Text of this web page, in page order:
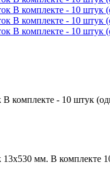
комплекте - 10 штук
мм. В комплекте